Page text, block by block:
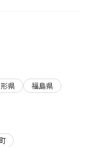
県
福島県